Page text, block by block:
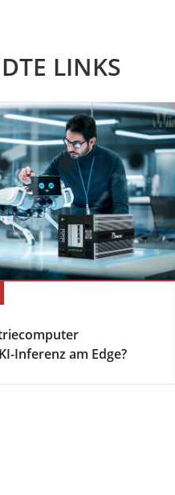
LINKS
Inferenz am Edge?